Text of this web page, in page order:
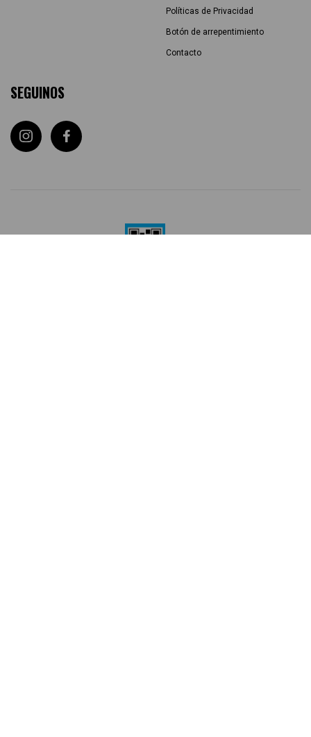
Políticas de Privacidad
Botón de arrepentimiento
Contacto
SEGUINOS